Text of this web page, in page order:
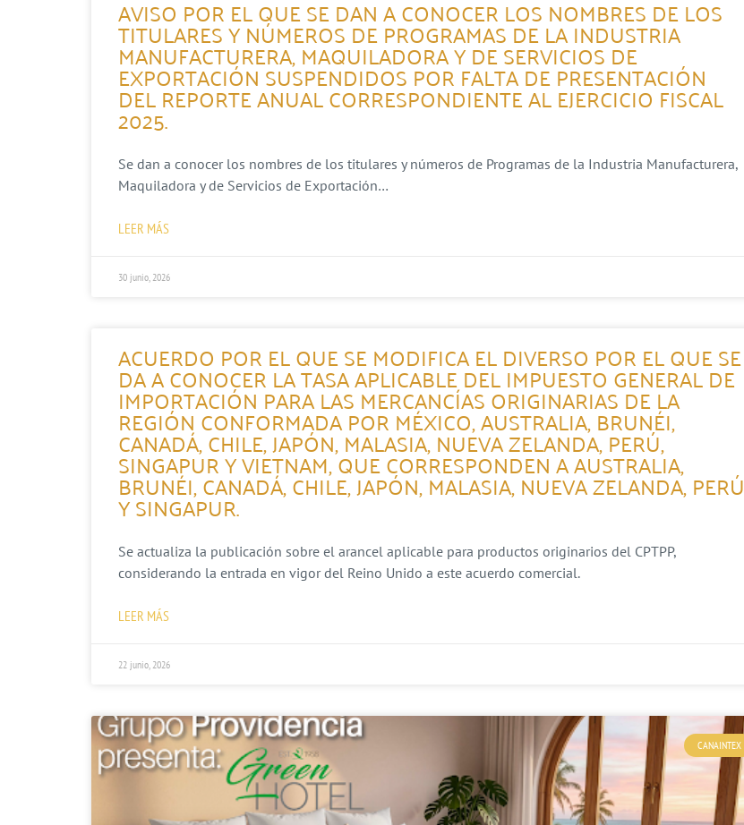
AVISO POR EL QUE SE DAN A CONOCER LOS NOMBRES DE LOS
TITULARES Y NÚMEROS DE PROGRAMAS DE LA INDUSTRIA
MANUFACTURERA, MAQUILADORA Y DE SERVICIOS DE
EXPORTACIÓN SUSPENDIDOS POR FALTA DE PRESENTACIÓN
DEL REPORTE ANUAL CORRESPONDIENTE AL EJERCICIO FISCAL
2025.
Se dan a conocer los nombres de los titulares y números de Programas de la Industria Manufacturera,
Maquiladora y de Servicios de Exportación…
LEER MÁS
30 junio, 2026
ACUERDO POR EL QUE SE MODIFICA EL DIVERSO POR EL QUE SE
DA A CONOCER LA TASA APLICABLE DEL IMPUESTO GENERAL DE
IMPORTACIÓN PARA LAS MERCANCÍAS ORIGINARIAS DE LA
REGIÓN CONFORMADA POR MÉXICO, AUSTRALIA, BRUNÉI,
CANADÁ, CHILE, JAPÓN, MALASIA, NUEVA ZELANDA, PERÚ,
SINGAPUR Y VIETNAM, QUE CORRESPONDEN A AUSTRALIA,
BRUNÉI, CANADÁ, CHILE, JAPÓN, MALASIA, NUEVA ZELANDA, PERÚ
Y SINGAPUR.
Se actualiza la publicación sobre el arancel aplicable para productos originarios del CPTPP,
considerando la entrada en vigor del Reino Unido a este acuerdo comercial.
LEER MÁS
22 junio, 2026
CANAINTEX